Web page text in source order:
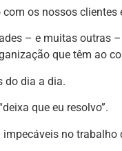
os nossos
– e muitas outras
que têm ao
do dia a dia.
que eu resolvo”.
no trabalho